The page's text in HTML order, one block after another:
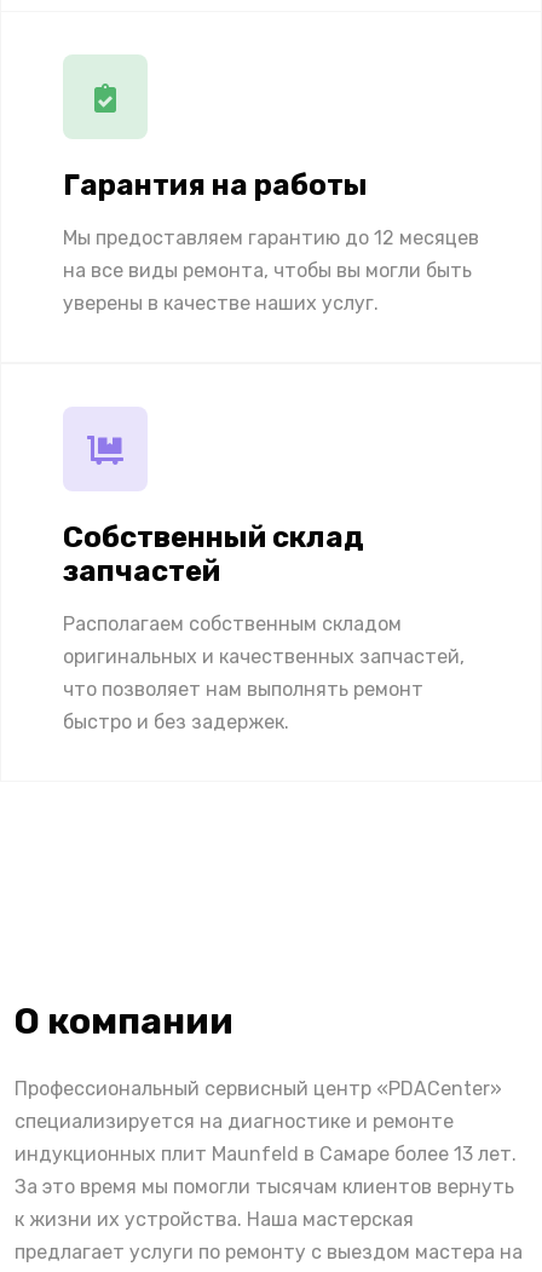
Гарантия на работы
Мы предоставляем гарантию до 12 месяцев
на все виды ремонта, чтобы вы могли быть
уверены в качестве наших услуг.
Собственный склад
запчастей
Располагаем собственным складом
оригинальных и качественных запчастей,
что позволяет нам выполнять ремонт
быстро и без задержек.
О компании
Профессиональный сервисный центр «PDACenter»
специализируется на диагностике и ремонте
индукционных плит Maunfeld в Самаре более 13 лет.
За это время мы помогли тысячам клиентов вернуть
к жизни их устройства. Наша мастерская
предлагает услуги по ремонту с выездом мастера на